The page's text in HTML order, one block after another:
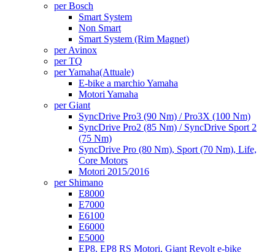
per Bosch
Smart System
Non Smart
Smart System (Rim Magnet)
per Avinox
per TQ
per Yamaha(Attuale)
E-bike a marchio Yamaha
Motori Yamaha
per Giant
SyncDrive Pro3 (90 Nm) / Pro3X (100 Nm)
SyncDrive Pro2 (85 Nm) / SyncDrive Sport 2
(75 Nm)
SyncDrive Pro (80 Nm), Sport (70 Nm), Life,
Core Motors
Motori 2015/2016
per Shimano
E8000
E7000
E6100
E6000
E5000
EP8, EP8 RS Motori, Giant Revolt e-bike